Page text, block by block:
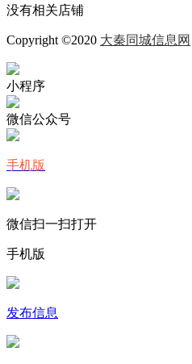
没有相关店铺
Copyright ©2020 大秦同城信息网
小程序
微信公众号
手机版
微信扫一扫打开
手机版
发布信息